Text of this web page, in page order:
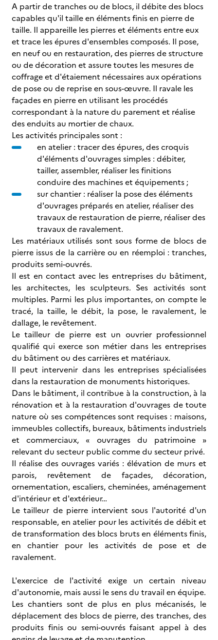
A partir de tranches ou de blocs, il débite des blocs
capables qu'il taille en éléments finis en pierre de
taille. Il appareille les pierres et éléments entre eux
et trace les épures d'ensembles composés. Il pose,
en neuf ou en restauration, des pierres de structure
ou de décoration et assure toutes les mesures de
coffrage et d'étaiement nécessaires aux opérations
de pose ou de reprise en sous-œuvre. Il ravale les
façades en pierre en utilisant les procédés
correspondant à la nature du parement et réalise
des enduits au mortier de chaux.
Les activités principales sont :
en atelier : tracer des épures, des croquis
d'éléments d'ouvrages simples : débiter,
tailler, assembler, réaliser les finitions
conduire des machines et équipements ;
sur chantier : réaliser la pose des éléments
d'ouvrages préparés en atelier, réaliser des
travaux de restauration de pierre, réaliser des
travaux de ravalement.
Les matériaux utilisés sont sous forme de blocs de
pierre issus de la carrière ou en réemploi : tranches,
produits semi-ouvrés.
Il est en contact avec les entreprises du bâtiment,
les architectes, les sculpteurs. Ses activités sont
multiples. Parmi les plus importantes, on compte le
tracé, la taille, le débit, la pose, le ravalement, le
dallage, le revêtement.
Le tailleur de pierre est un ouvrier professionnel
qualifié qui exerce son métier dans les entreprises
du bâtiment ou des carrières et matériaux.
Il peut intervenir dans les entreprises spécialisées
dans la restauration de monuments historiques.
Dans le bâtiment, il contribue à la construction, à la
rénovation et à la restauration d'ouvrages de toute
nature où ses compétences sont requises : maisons,
immeubles collectifs, bureaux, bâtiments industriels
et commerciaux, « ouvrages du patrimoine »
relevant du secteur public comme du secteur privé.
Il réalise des ouvrages variés : élévation de murs et
parois, revêtement de façades, décoration,
ornementation, escaliers, cheminées, aménagement
d'intérieur et d'extérieur…
Le tailleur de pierre intervient sous l'autorité d'un
responsable, en atelier pour les activités de débit et
de transformation des blocs bruts en éléments finis,
en chantier pour les activités de pose et de
ravalement.
L'exercice de l'activité exige un certain niveau
d'autonomie, mais aussi le sens du travail en équipe.
Les chantiers sont de plus en plus mécanisés, le
déplacement des blocs de pierre, des tranches, des
produits finis ou semi-ouvrés faisant appel à des